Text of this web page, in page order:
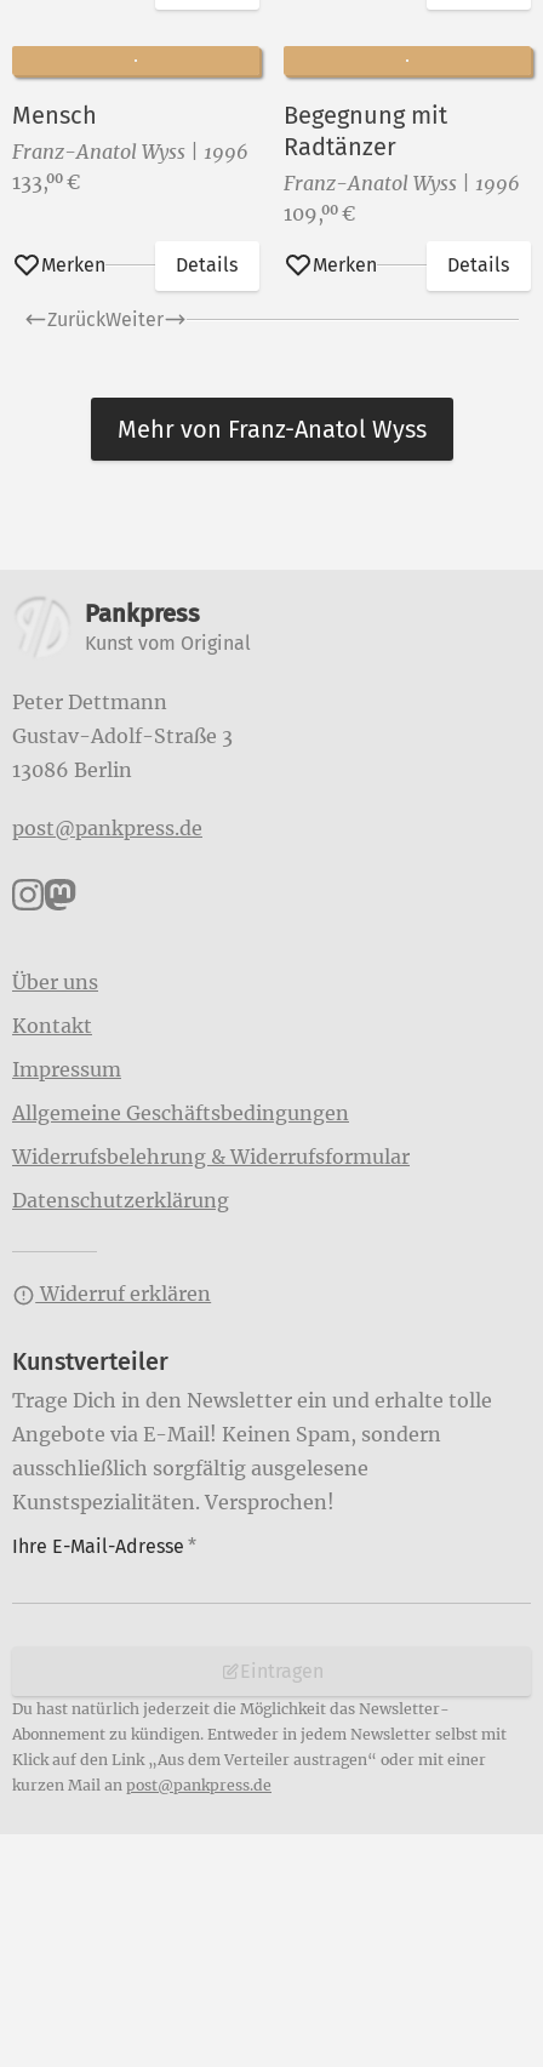
Mensch
Franz-Anatol Wyss | 1996
Preis:
133,00 €
Merken Details
Begegnung mit
Radtänzer
Franz-Anatol Wyss | 1996
Preis:
109,00 €
Merken Details
ZurückWeiter
Mehr von Franz-Anatol Wyss
Weitere Informationen
Pankpress
Kunst vom Original
Peter Dettmann
Gustav-Adolf-Straße 3
13086 Berlin
post@pankpress.de
Pankpress auf Instagram
Pankpress auf Mastodon
Über uns
Kontakt
Impressum
Allgemeine Geschäftsbedingungen
Widerrufsbelehrung & Widerrufsformular
Datenschutzerklärung
Widerruf erklären
Kunstverteiler
Trage Dich in den Newsletter ein und erhalte tolle
Angebote via E-Mail! Keinen Spam, sondern
ausschließlich sorgfältig ausgelesene
Kunstspezialitäten. Versprochen!
Ihre E-Mail-Adresse *
Eintragen
Du hast natürlich jederzeit die Möglichkeit das Newsletter-
Abonnement zu kündigen. Entweder in jedem Newsletter selbst mit
Klick auf den Link „Aus dem Verteiler austragen“ oder mit einer
kurzen Mail an post@pankpress.de